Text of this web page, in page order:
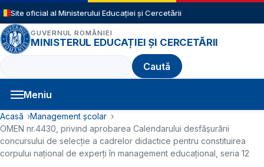
Sari la conținutul principal
Site oficial al Ministerului Educației și Cercetării
GUVERNUL ROMÂNIEI
MINISTERUL EDUCAȚIEI ȘI CERCETĂRII
Caută
Meniu
Navigație principală
Cale de navigare
Acasă
Management școlar
OMEN nr.4430, privind aprobarea Calendarului desfășurării
concursului de selecție a cadrelor didactice pentru constituirea
corpului național de experți în management educațional, seria 12